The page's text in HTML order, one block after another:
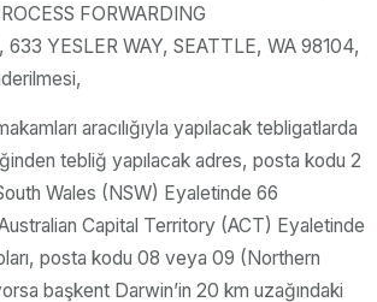
FORWARDING
633 YESLER WAY, SEATTLE, WA 98104,
aracılığıyla yapılacak tebligatlarda
tebliğ yapılacak adres, posta kodu 2
Wales (NSW) Eyaletinde 66
Capital Territory (ACT) Eyaletinde
posta kodu 08 veya 09 (Northern
başkent Darwin’in 20 km uzağındaki